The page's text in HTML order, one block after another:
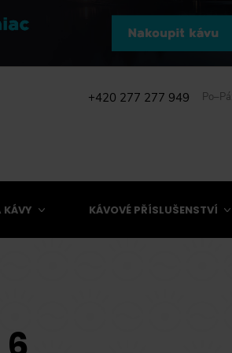
+420 277 277 949
KÁVY KÁVOVÉ PŘÍSLUŠENSTVÍ